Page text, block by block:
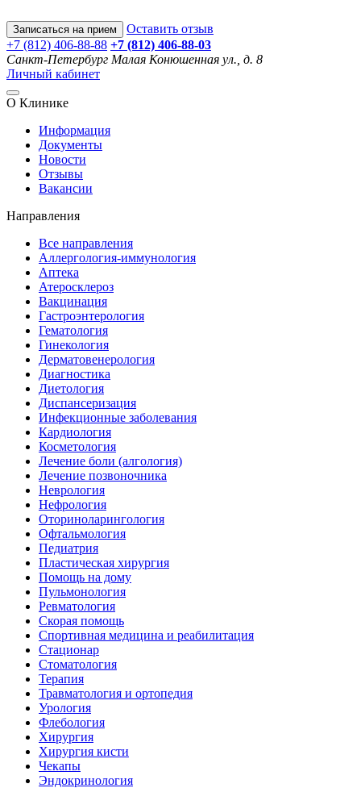
Записаться на прием
Оставить отзыв
+7 (812) 406-88-88 +7 (812) 406-88-03
Санкт-Петербург Малая Конюшенная ул., д. 8
Личный кабинет
О Клинике
Информация
Документы
Новости
Отзывы
Вакансии
Направления
Все направления
Аллергология-иммунология
Аптека
Атеросклероз
Вакцинация
Гастроэнтерология
Гематология
Гинекология
Дерматовенерология
Диагностика
Диетология
Диспансеризация
Инфекционные заболевания
Кардиология
Косметология
Лечение боли (алгология)
Лечение позвоночника
Неврология
Нефрология
Оториноларингология
Офтальмология
Педиатрия
Пластическая хирургия
Помощь на дому
Пульмонология
Ревматология
Скорая помощь
Спортивная медицина и реабилитация
Стационар
Стоматология
Терапия
Травматология и ортопедия
Урология
Флебология
Хирургия
Хирургия кисти
Чекапы
Эндокринология